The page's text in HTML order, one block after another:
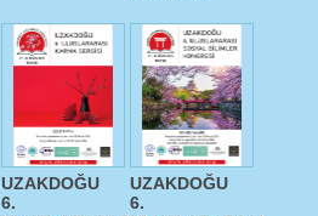
UZAKDOĞU
6.
UZAKDOĞU
6.